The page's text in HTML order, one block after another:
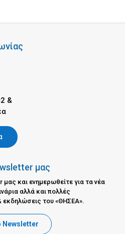
&
μας
και ενημερωθείτε για τα νέα
αλλά και πολλές
εκδηλώσεις του «ΘΗΣΕΑ».
Newsletter